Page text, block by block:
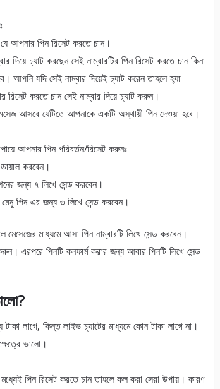
আপনার পিন রিসেট করতে চান।
দিয়ে চ্যাট করছেন সেই নাম্বারটির পিন রিসেট করতে চান কিনা
আপনি যদি সেই নাম্বার দিয়েই চ্যাট করেন তাহলে হ্যা
রিসেট করতে চান সেই নাম্বার দিয়ে চ্যাট করুন।
আসবে যেটিতে আপনাকে একটি অস্থায়ী পিন দেওয়া হবে।
আপনার পিন পরিবর্তন/রিসেট করুনঃ
করবেন।
জন্য ৭ লিখে সেন্ড করবেন।
পিন এর জন্য ৩ লিখে সেন্ড করবেন।
মাধ্যমে আসা পিন নাম্বারটি লিখে সেন্ড করবেন।
এরপরে পিনটি কনফার্ম করার জন্য আবার পিনটি লিখে সেন্ড
লাগে, কিন্ত লাইভ চ্যাটের মাধ্যমে কোন টাকা লাগে না।
ভালো।
পিন রিসেট করতে চান তাহলে কল করা সেরা উপায়। কারণ